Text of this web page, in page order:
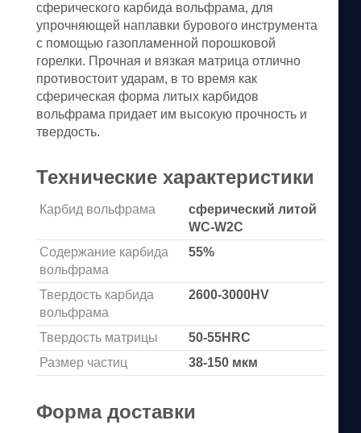
сферического карбида вольфрама, для
упрочняющей наплавки бурового инструмента
с помощью газопламенной порошковой
горелки. Прочная и вязкая матрица отлично
противостоит ударам, в то время как
сферическая форма литых карбидов
вольфрама придает им высокую прочность и
твердость.
Технические характеристики
Карбид вольфрама
сферический литой
WC-W2C
Содержание карбида
вольфрама
55%
Твердость карбида
вольфрама
2600-3000HV
Твердость матрицы
50-55HRС
Размер частиц
38-150 мкм
Форма доставки